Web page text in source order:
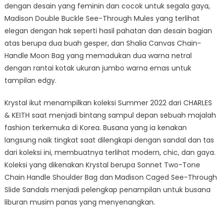
dengan desain yang feminin dan cocok untuk segala gaya,
Madison Double Buckle See-Through Mules yang terlihat
elegan dengan hak seperti hasil pahatan dan desain bagian
atas berupa dua buah gesper, dan Shalia Canvas Chain-
Handle Moon Bag yang memadukan dua warna netral
dengan rantai kotak ukuran jumbo warna emas untuk
tampilan edgy.
Krystal ikut menampilkan koleksi Summer 2022 dari CHARLES
& KEITH saat menjadi bintang sampul depan sebuah majalah
fashion terkemuka di Korea. Busana yang ia kenakan
langsung naik tingkat saat dilengkapi dengan sandal dan tas
dari koleksi ini, membuatnya terlihat modern, chic, dan gaya.
Koleksi yang dikenakan Krystal berupa Sonnet Two-Tone
Chain Handle Shoulder Bag dan Madison Caged See-Through
Slide Sandals menjadi pelengkap penampilan untuk busana
liburan musim panas yang menyenangkan.